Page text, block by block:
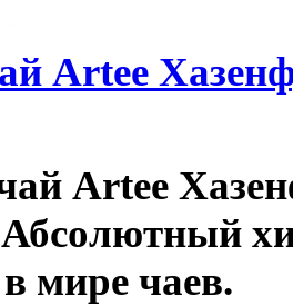
Artee
Artee
мире чаев.